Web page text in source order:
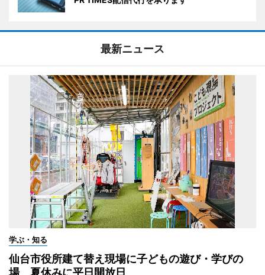
最新ニュース
学ぶ・知る
仙台市役所建て替え現場に子どもの遊び・学びの
場 夏休みに平日開放日